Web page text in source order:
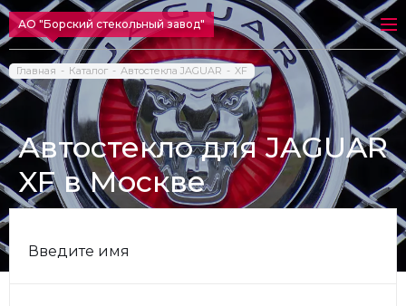
АО "Борский стекольный завод"
Главная Каталог Автостекла JAGUAR XF
Автостекло для JAGUAR
XF в Москве
Введите имя